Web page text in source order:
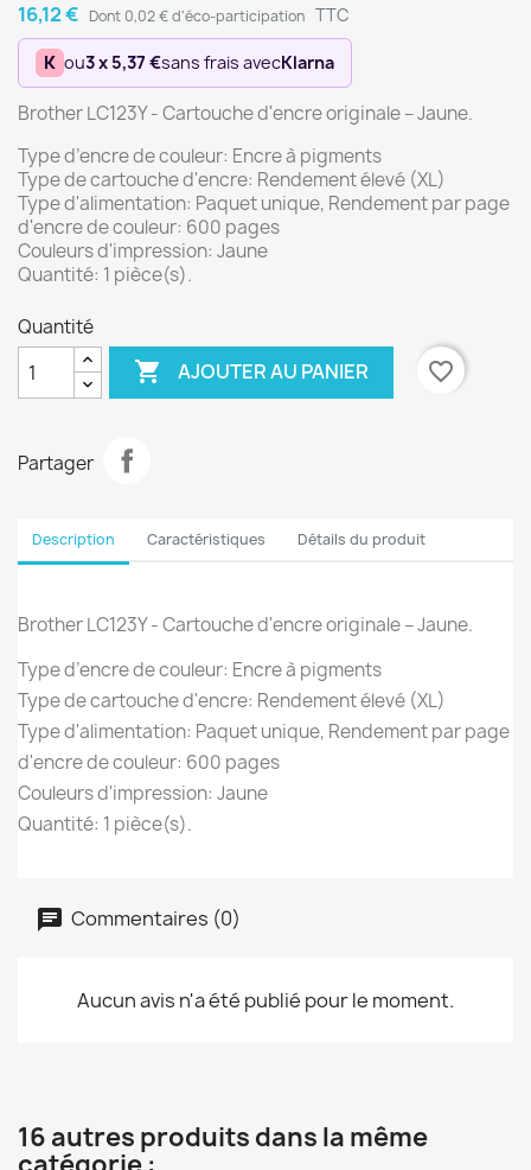
16,12 € Dont 0,02 € d'éco-participation TTC
K ou3 x 5,37 €sans frais avecKlarna
Brother LC123Y - Cartouche d'encre originale – Jaune.
Type d’encre de couleur: Encre à pigments
Type de cartouche d'encre: Rendement élevé (XL)
Type d'alimentation: Paquet unique, Rendement par page
d'encre de couleur: 600 pages
Couleurs d'impression: Jaune
Quantité: 1 pièce(s).
Quantité
 AJOUTER AU PANIER favorite_border
Partager
Description Caractéristiques Détails du produit
Brother LC123Y - Cartouche d'encre originale – Jaune.
Type d’encre de couleur: Encre à pigments
Type de cartouche d'encre: Rendement élevé (XL)
Type d'alimentation: Paquet unique, Rendement par page
d'encre de couleur: 600 pages
Couleurs d'impression: Jaune
Quantité: 1 pièce(s).
Commentaires (0)
Aucun avis n'a été publié pour le moment.
16 autres produits dans la même